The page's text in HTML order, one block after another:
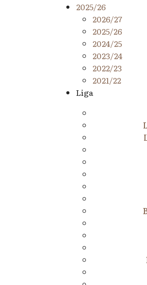
2025/26
2026/27
2025/26
2024/25
2023/24
2022/23
2021/22
Liga